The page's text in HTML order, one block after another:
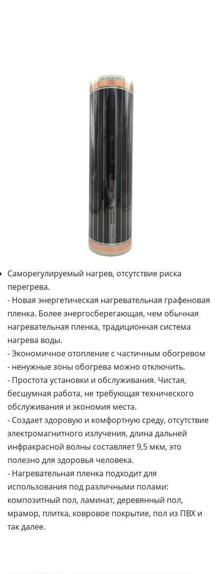
Саморегулируемый нагрев, отсутствие риска
перегрева.
- Новая энергетическая нагревательная графеновая
пленка. Более энергосберегающая, чем обычная
нагревательная пленка, традиционная система
нагрева воды.
- Экономичное отопление с частичным обогревом
- ненужные зоны обогрева можно отключить.
- Простота установки и обслуживания. Чистая,
бесшумная работа, не требующая технического
обслуживания и экономия места.
- Создает здоровую и комфортную среду, отсутствие
электромагнитного излучения, длина дальней
инфракрасной волны составляет 9,5 мкм, это
полезно для здоровья человека.
- Нагревательная пленка подходит для
использования под различными полами:
композитный пол, ламинат, деревянный пол,
мрамор, плитка, ковровое покрытие, пол из ПВХ и
так далее.